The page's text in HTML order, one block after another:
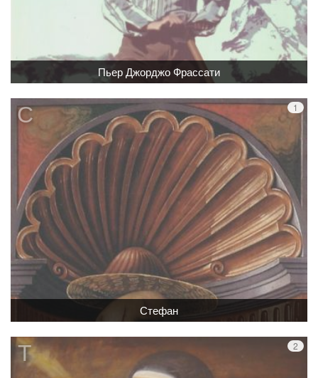
Пьер Джорджо Фрассати
Стефан